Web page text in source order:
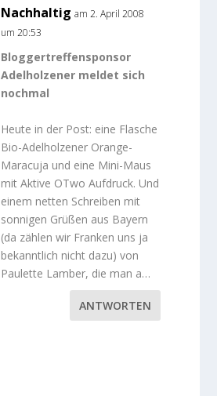
Nachhaltig am 2. April 2008
um 20:53
Bloggertreffensponsor
Adelholzener meldet sich
nochmal
Heute in der Post: eine Flasche
Bio-Adelholzener Orange-
Maracuja und eine Mini-Maus
mit Aktive OTwo Aufdruck. Und
einem netten Schreiben mit
sonnigen Grüßen aus Bayern
(da zählen wir Franken uns ja
bekanntlich nicht dazu) von
Paulette Lamber, die man a…
ANTWORTEN